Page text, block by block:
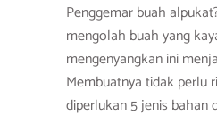
Penggemar buah
mengolah buah yang
mengenyangkan ini
Membuatnya tidak perlu
diperlukan 5 jenis bahan